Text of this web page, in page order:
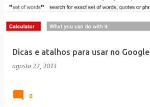
Dicas e atalhos para usar no Google
agosto 22, 2013
0